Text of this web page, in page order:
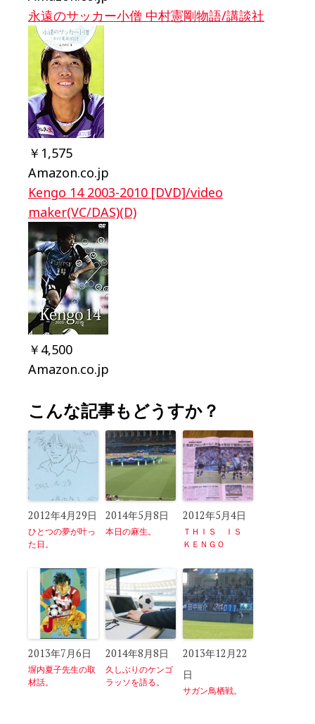
永遠のサッカー小僧 中村憲剛物語/講談社
￥1,575
Amazon.co.jp
Kengo 14 2003-2010 [DVD]/video
maker(VC/DAS)(D)
￥4,500
Amazon.co.jp
こんな記事もどうすか？
2012年4月29日
ひとつの夢が叶っ
た日。
2014年5月8日
本日の麻生。
2012年5月4日
ＴＨＩＳ ＩＳ
ＫＥＮＧＯ
2013年7月6日
塀内夏子先生の取
材話。
2014年8月8日
久しぶりのケンゴ
ラッソを語る。
2013年12月22
日
サガン鳥栖戦。